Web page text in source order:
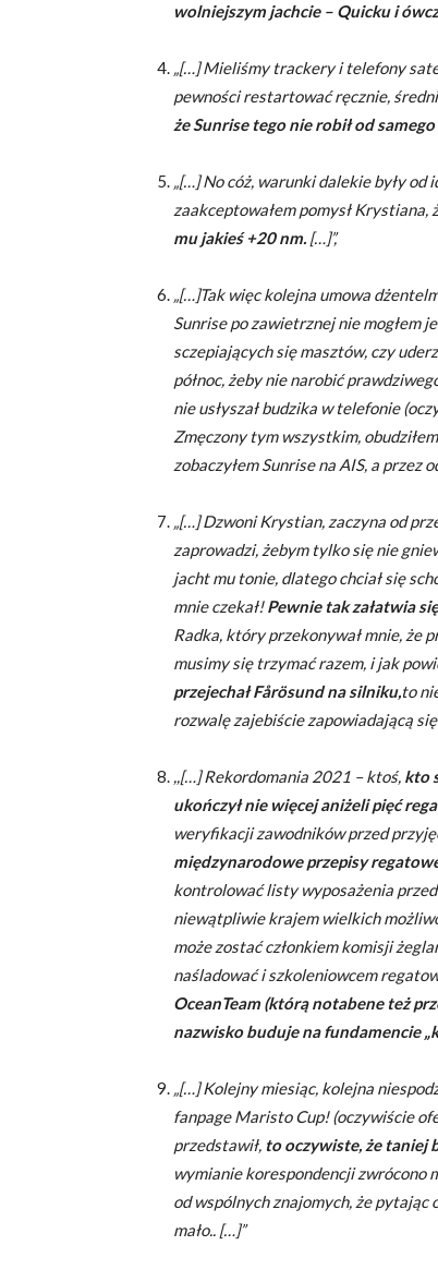
wolniejszym jachcie – Quicku i
„[…] Mieliśmy trackery i telefony
pewności restartować ręcznie,
że Sunrise tego nie robił od
„[…] No cóż, warunki dalekie były od
zaakceptowałem pomysł Krystiana,
mu jakieś +20 nm. […]”,
„[…]Tak więc kolejna umowa
Sunrise po zawietrznej nie mogłem
sczepiających się masztów, czy
północ, żeby nie narobić
nie usłyszał budzika w telefonie
Zmęczony tym wszystkim,
zobaczyłem Sunrise na AIS, a przez
„[…] Dzwoni Krystian, zaczyna od
zaprowadzi, żebym tylko się nie
jacht mu tonie, dlatego chciał się
mnie czekał!Pewnie tak załatwia
Radka, który przekonywał mnie, że
musimy się trzymać razem, i jak
przejechał Fårösund na silniku,to
rozwalę zajebiście zapowiadającą
,,[…] Rekordomania 2021 – ktoś, kto
ukończył nie więcej aniżeli pięć
weryfikacji zawodników przed
międzynarodowe przepisy
kontrolować listy wyposażenia
niewątpliwie krajem wielkich
może zostać członkiem komisji
naśladować i szkoleniowcem
OceanTeam (którą notabene też
nazwisko buduje na fundamencie
„[…] Kolejny miesiąc, kolejna
fanpage Maristo Cup! (oczywiście
przedstawił, to oczywiste, że taniej
wymianie korespondencji zwrócono
od wspólnych znajomych, że pytając
mało.. […]”